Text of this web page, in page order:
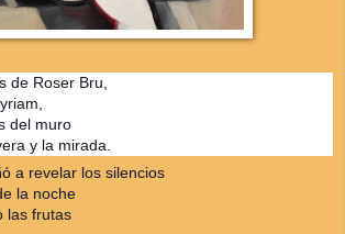
de Roser Bru,
del muro
y la mirada.
a revelar los silencios
la noche
las frutas